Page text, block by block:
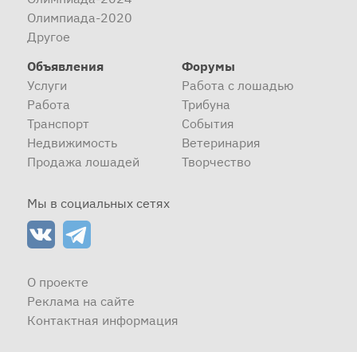
Олимпиада-2020
Другое
Объявления
Услуги
Работа
Транспорт
Недвижимость
Продажа лошадей
Форумы
Работа с лошадью
Трибуна
События
Ветеринария
Творчество
Мы в социальных сетях
О проекте
Реклама на сайте
Контактная информация